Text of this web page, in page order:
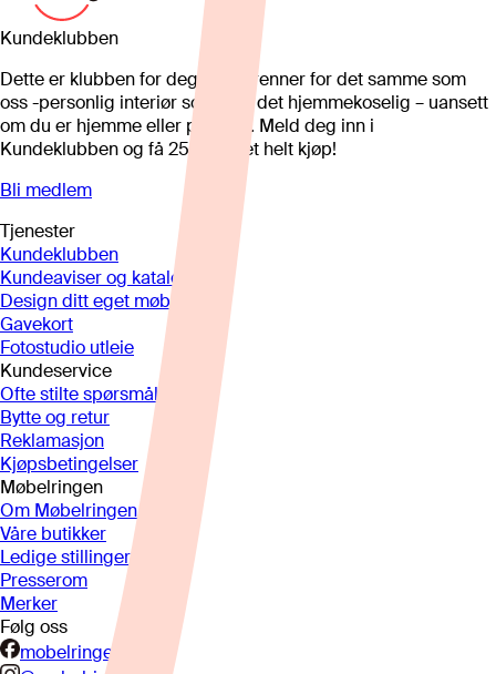
Kundeklubben
Dette er klubben for deg som brenner for det samme som
oss -personlig interiør som gjør det hjemmekoselig – uansett
om du er hjemme eller på hytta. Meld deg inn i
Kundeklubben og få 25%* på et helt kjøp!
Bli medlem
Tjenester
Kundeklubben
Kundeaviser og kataloger
Design ditt eget møbel
Gavekort
Fotostudio utleie
Kundeservice
Ofte stilte spørsmål
Bytte og retur
Reklamasjon
Kjøpsbetingelser
Møbelringen
Om Møbelringen
Våre butikker
Ledige stillinger
Presserom
Merker
Følg oss
mobelringen.no